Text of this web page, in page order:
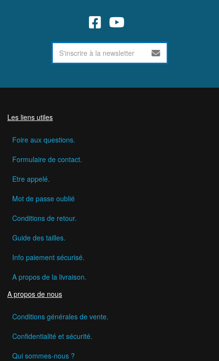
Les liens utiles
Foire aux questions.
Formulaire de contact.
Etre appelé.
Mot de passe oublié
Conditions de retour.
Guide des tailles.
Info paiement sécurisé.
A propos de la livraison.
A propos de nous
Conditions générales de vente.
Confidentialité et sécurité.
Qui sommes-nous ?